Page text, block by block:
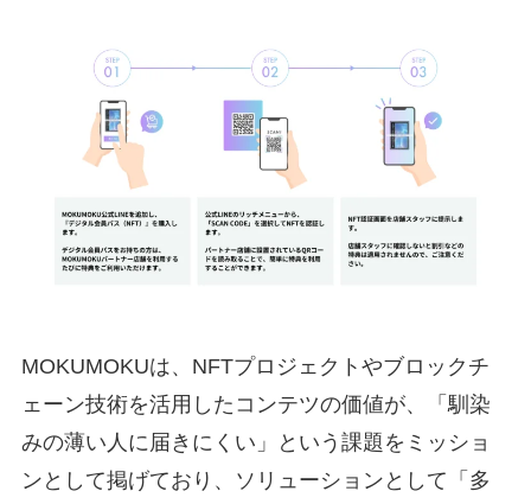
MOKUMOKUは、NFTプロジェクトやブロックチ
ェーン技術を活用したコンテツの価値が、「馴染
みの薄い人に届きにくい」という課題をミッショ
ンとして掲げており、ソリューションとして「多